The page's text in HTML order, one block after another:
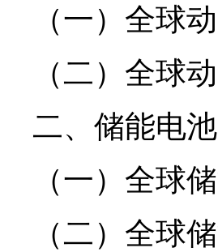
（一）全球
（二）全球
二、储能电
（一）全球
（二）全球